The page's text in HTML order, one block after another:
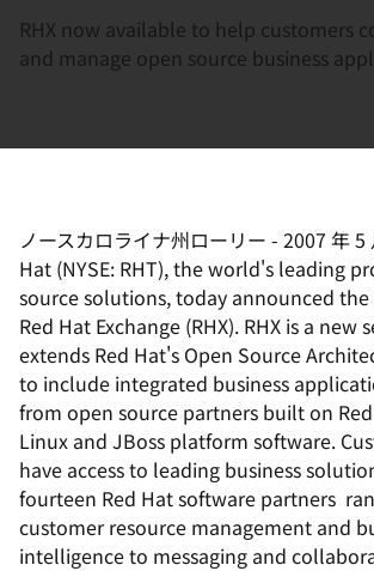
い
RHX now available to help customers
and manage open source business
ノースカロライナ州ローリー - 2007 年 5
Hat (NYSE: RHT), the world's leading
source solutions, today announced
Red Hat Exchange (RHX). RHX is a new
extends Red Hat's Open Source
to include integrated business
from open source partners built on
Linux and JBoss platform software.
have access to leading business
fourteen Red Hat software partners 
customer resource management and
intelligence to messaging and